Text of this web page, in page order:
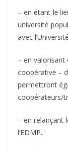
– en étant le
université
avec
– en valorisant
coopérative –
permettront
coopérateurs/
– en relançant
l’EDMP.